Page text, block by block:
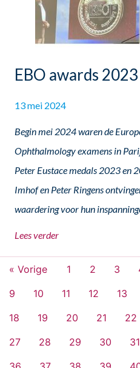
EBO awards
13 mei 2024
Begin mei 2024 waren de
Ophthalmology examens in
Peter Eustace medals 2023 en
Imhof en Peter Ringens
waardering voor hun
Lees verder
« Vorige 1 2 3
9
10 11 12 13
18
19 20 21 22
27
28 29 30 31